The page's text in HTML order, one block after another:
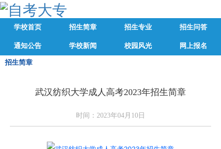
学校首页 招生简章 招生专业 招生问答
通知公告 学校新闻 校园风光 网上报名
招生简章
武汉纺织大学成人高考2023年招生简章
时间：2023年04月10日